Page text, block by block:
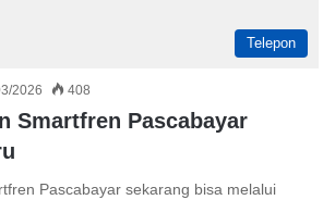
Telepon
2026 408
Smartfren Pascabayar
Pascabayar sekarang bisa melalui